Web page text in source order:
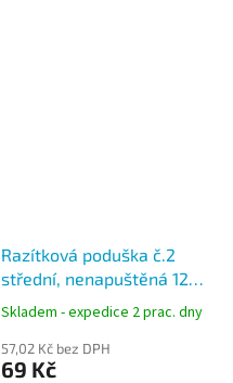
Razítková poduška č.2
střední, nenapuštěná 120
× 60 mm
Skladem - expedice 2 prac. dny
57,02 Kč bez DPH
69 Kč